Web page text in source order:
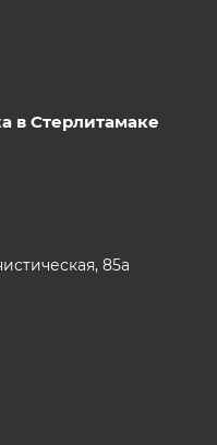
в Стерлитамаке
85а